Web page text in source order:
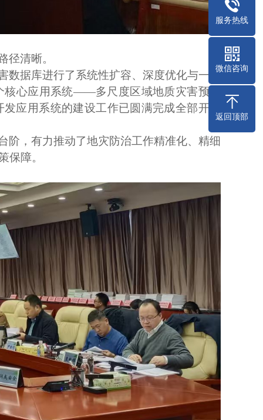
径清晰。
数据库进行了系统性扩容、深度优化与一体
核心应用系统——多尺度区域地质灾害预警
应用系统的建设工作已圆满完成全部开发
阶 ， 有力推动了地灾防治工作精准化、精细
保障。
服务热线
微信咨询
返回顶部